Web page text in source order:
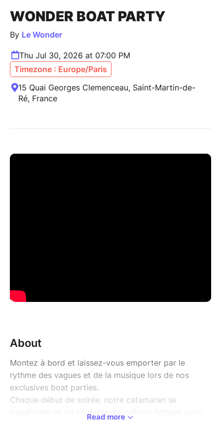
WONDER BOAT PARTY
By Le Wonder
Thu Jul 30, 2026 at 07:00 PM
Timezone : Europe/Paris
15 Quai Georges Clemenceau, Saint-Martin-de-
Ré, France
About
Montez à bord et laissez-vous emporter par le
rythme des vagues et de la musique lors de nos
exclusives boat parties.
Chaque début de soirée, notre catamaran se
transforme en un véritable dancefloor flottant avec
Read more